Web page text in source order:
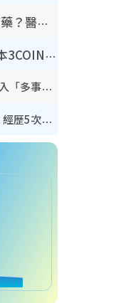
網傳公院改用內地/副廠藥？醫生拆解正副廠分別 揭4類人換藥隨時出事
怕蟲人士夏日救星！日本3COINS爆紅驅蟲神器$45起 1招「全程免觸碰」輕鬆搞定小強
立秋2026｜8月7日立秋進入「多事之秋」 3件事唔做得！專家教6招開運 清枱頭／銀包納氣接好運
颱風白海豚料周日襲浙江！經歷5次「眼牆置換」極罕見 成登陸內地最長途颱風